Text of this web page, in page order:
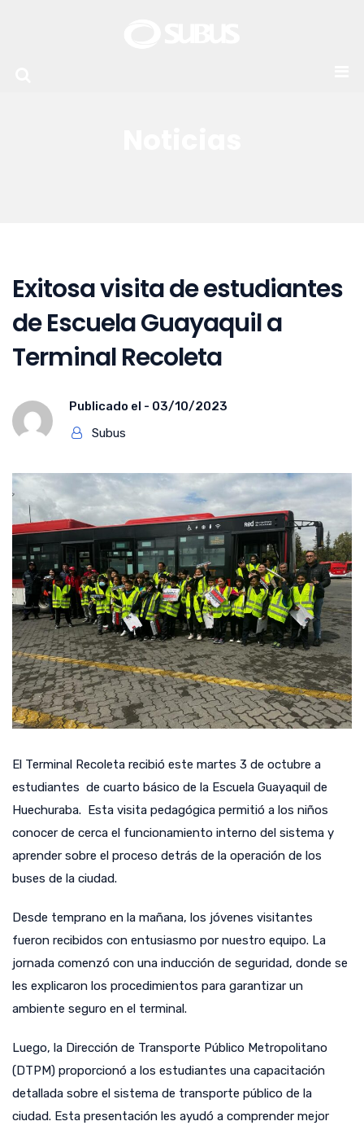
Exitosa visita de estudiantes
de Escuela Guayaquil a
Terminal Recoleta
Publicado el - 03/10/2023
Subus
El Terminal Recoleta recibió este martes 3 de octubre a
estudiantes de cuarto básico de la Escuela Guayaquil de
Huechuraba. Esta visita pedagógica permitió a los niños
conocer de cerca el funcionamiento interno del sistema y
aprender sobre el proceso detrás de la operación de los
buses de la ciudad.
Desde temprano en la mañana, los jóvenes visitantes
fueron recibidos con entusiasmo por nuestro equipo. La
jornada comenzó con una inducción de seguridad, donde se
les explicaron los procedimientos para garantizar un
ambiente seguro en el terminal.
Luego, la Dirección de Transporte Público Metropolitano
(DTPM) proporcionó a los estudiantes una capacitación
detallada sobre el sistema de transporte público de la
ciudad. Esta presentación les ayudó a comprender mejor